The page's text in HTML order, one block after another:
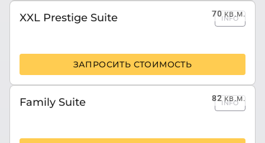
70кв.м.
XXL Prestige Suite INFO
ЗАПРОСИТЬ СТОИМОСТЬ
82кв.м.
Family Suite INFO